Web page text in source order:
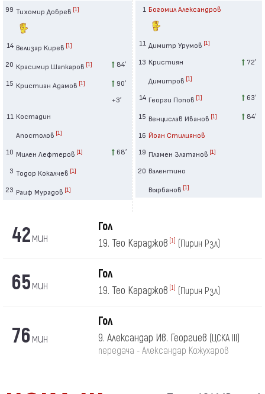
99 Тихомир Добрев [1]
14 Велизар Кирев [1]
20 Красимир Шапкаров [1] 84′
15 Кристиан Адамов [1]
90′
+3′
11 Костадин
Апостолов [1]
10 Милен Лефтеров [1] 68′
3 Тодор Кокалчев [1]
23 Раиф Мурадов [1]
1 Богомил Александров
11 Димитр Урумов [1]
13 Кристиян
Димитров [1]
72′
14 Георги Попов [1] 63′
15 Венцислав Иванов [1] 84′
16 Йоан Стилиянов
19 Пламен Златанов [1]
20 Валентино
Вырбанов [1]
42мин
Гол
19. Тео Караджов [1] (Пирин Рзл)
65мин
Гол
19. Тео Караджов [1] (Пирин Рзл)
76мин
Гол
9. Александар Ив. Георгиев (ЦСКА III)
передача - Александар Кожухаров